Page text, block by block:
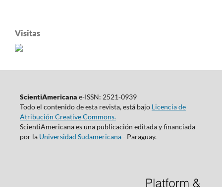
Visitas
ScientiAmericana e-ISSN: 2521-0939
Todo el contenido de esta revista, está bajo Licencia de
Atribución Creative Commons.
ScientiAmericana es una publicación editada y financiada
por la Universidad Sudamericana- Paraguay.